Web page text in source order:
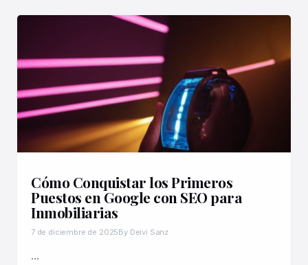
Cómo Conquistar los Primeros
Puestos en Google con SEO para
Inmobiliarias
7 de diciembre de 2025By Deivi Sanz
…